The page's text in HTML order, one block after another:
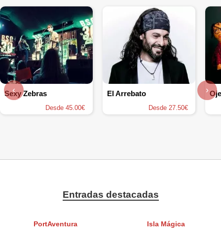
Sexy Zebras
Desde 45.00€
El Arrebato
Desde 27.50€
‹ ›
Entradas destacadas
PortAventura Isla Mágica